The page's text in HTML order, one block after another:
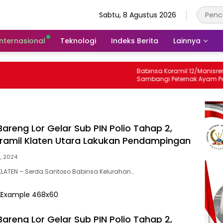
Sabtu, 8 Agustus 2026
Teknologi Indeks Berita Lainnya
Babinsa Koramil 12/Manisrenggo
Sambangi Peternak Ayam Petelur,
Dukung Ketahanan Pangan Dan
Lor Gelar Sub PIN Polio Tahap 2,
Klaten Utara Lakukan Pendampingan
2024
– Serda Santoso Babinsa Kelurahan…
Lor Gelar Sub PIN Polio Tahap 2,